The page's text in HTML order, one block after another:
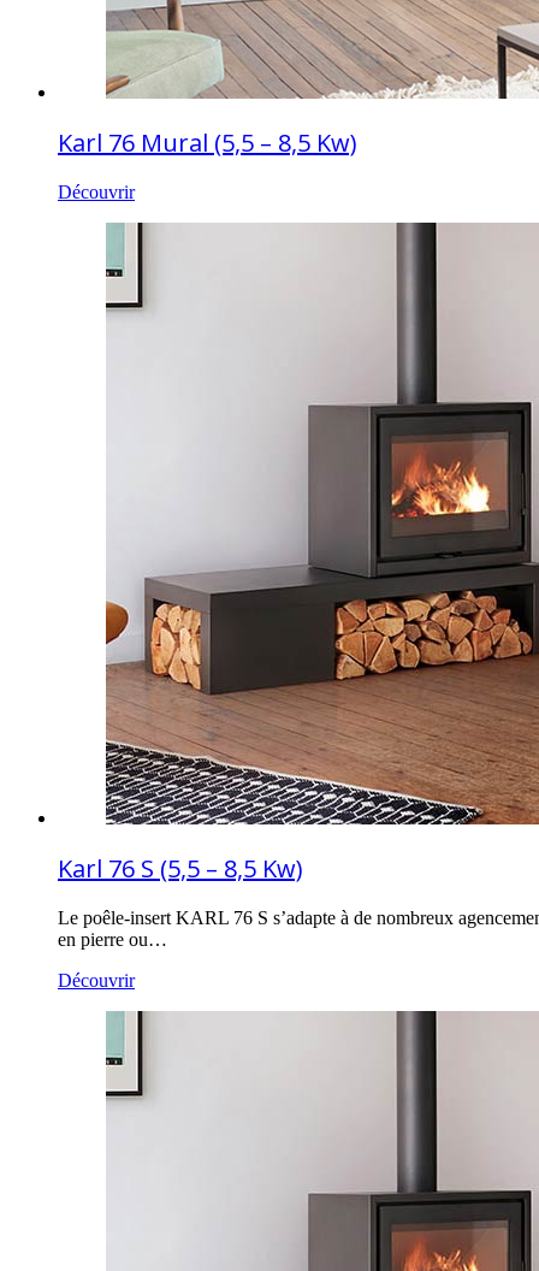
Karl 76 Mural (5,5 – 8,5 Kw)
Découvrir
Karl 76 S (5,5 – 8,5 Kw)
Le poêle-insert KARL 76 S s’adapte à de nombreux
en pierre ou…
Découvrir